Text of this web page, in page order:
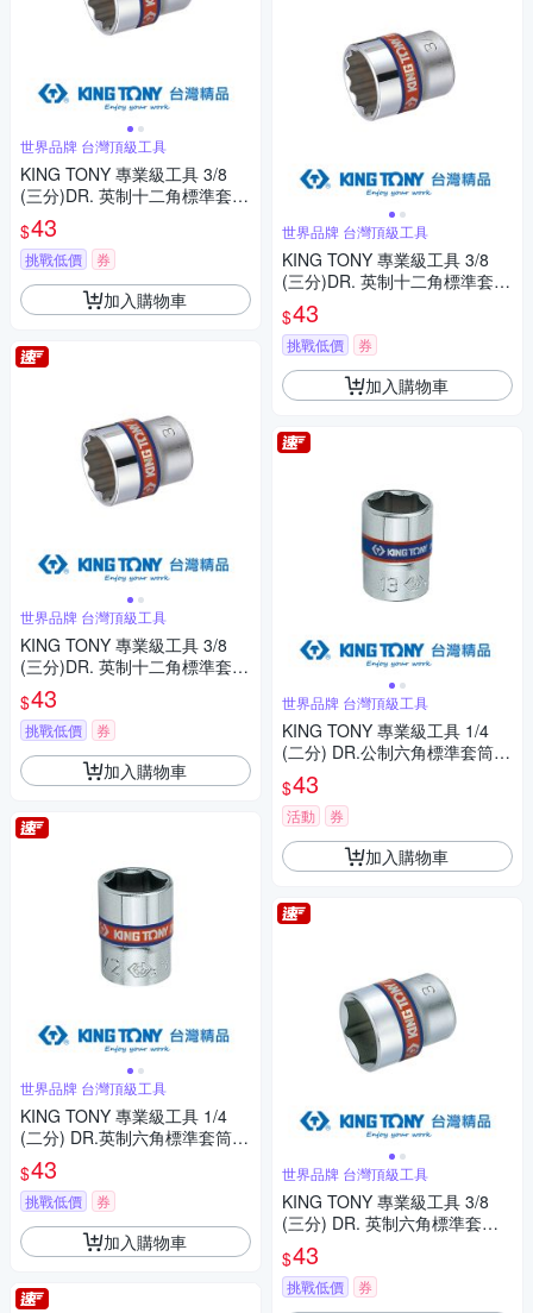
世界品牌 台灣頂級工具
KING TONY 專業級工具 3/8
(三分)DR. 英制十二角標準套筒
7/16inch (333014S)
$43
挑戰低價 券
加入購物車
世界品牌 台灣頂級工具
KING TONY 專業級工具 3/8
(三分)DR. 英制十二角標準套筒
11/32inch (333011S)
$43
挑戰低價 券
加入購物車
世界品牌 台灣頂級工具
KING TONY 專業級工具 1/4
(二分) DR.英制六角標準套筒 1/
2inch (233516S)
$43
挑戰低價 券
加入購物車
世界品牌 台灣頂級工具
KING TONY 專業級工具 3/8
(三分)DR. 英制十二角標準套筒
3/8inch (333012S)
$43
挑戰低價 券
加入購物車
世界品牌 台灣頂級工具
KING TONY 專業級工具 1/4
(二分) DR.公制六角標準套筒
(11/12/13/14mm) (2335M)
$43
活動 券
加入購物車
世界品牌 台灣頂級工具
KING TONY 專業級工具 3/8
(三分) DR. 英制六角標準套筒
3/8inch (333512S)
$43
挑戰低價 券